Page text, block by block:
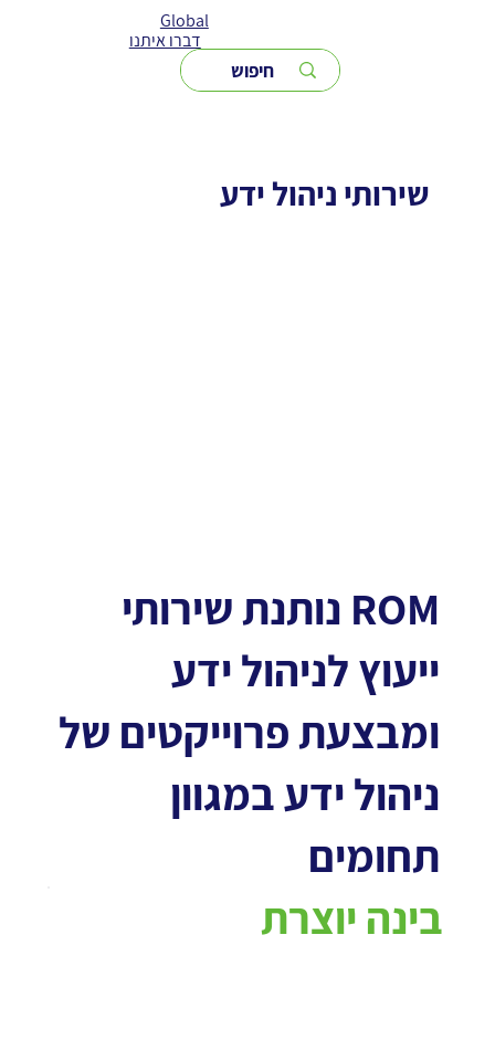
Global
דברו איתנו
שירותי ניהול ידע
ROM נותנת שירותי
ייעוץ לניהול ידע
ומבצעת פרוייקטים של
ניהול ידע במגוון
תחומים
בינה יוצרת